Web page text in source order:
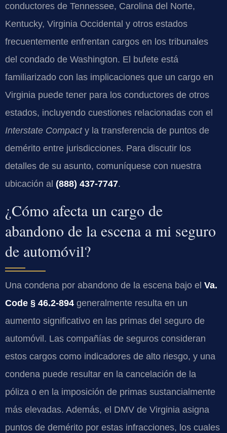
conductores de Tennessee, Carolina del Norte,
Kentucky, Virginia Occidental y otros estados
frecuentemente enfrentan cargos en los tribunales
del condado de Washington. El bufete está
familiarizado con las implicaciones que un cargo en
Virginia puede tener para los conductores de otros
estados, incluyendo cuestiones relacionadas con el
Interstate Compacty la transferencia de puntos de
demérito entre jurisdicciones. Para discutir los
detalles de su asunto, comuníquese con nuestra
ubicación al (888) 437-7747.
¿Cómo afecta un cargo de
abandono de la escena a mi seguro
de automóvil?
Una condena por abandono de la escena bajo el Va.
Code § 46.2-894 generalmente resulta en un
aumento significativo en las primas del seguro de
automóvil. Las compañías de seguros consideran
estos cargos como indicadores de alto riesgo, y una
condena puede resultar en la cancelación de la
póliza o en la imposición de primas sustancialmente
más elevadas. Además, el DMV de Virginia asigna
puntos de demérito por estas infracciones, los cuales